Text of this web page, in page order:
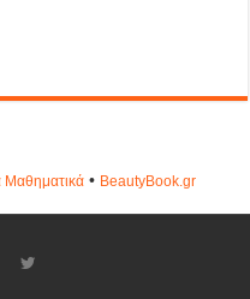
Μαθηματικά• ΒeautyΒook.gr